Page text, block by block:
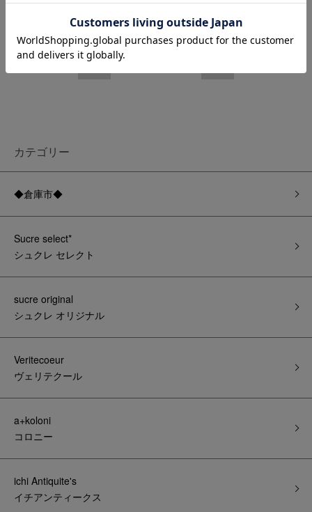
全56商品中25 - 48表示
カテゴリー
◆倉庫市◆
Sucre select*
シュクレ セレクト
sucre original
シュクレ オリジナル
Veritecoeur
ヴェリテクール
a+koloni
コロニー
ichi Antiquite's
イチアンティークス